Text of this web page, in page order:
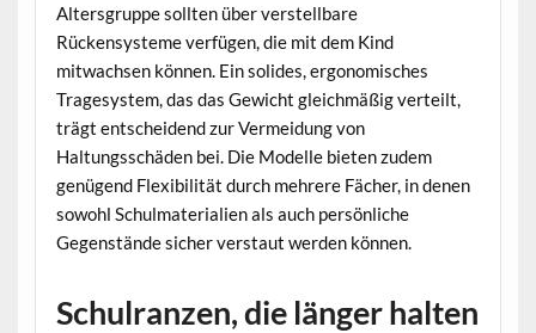
Altersgruppe sollten über verstellbare
Rückensysteme verfügen, die mit dem Kind
mitwachsen können. Ein solides, ergonomisches
Tragesystem, das das Gewicht gleichmäßig verteilt,
trägt entscheidend zur Vermeidung von
Haltungsschäden bei. Die Modelle bieten zudem
genügend Flexibilität durch mehrere Fächer, in denen
sowohl Schulmaterialien als auch persönliche
Gegenstände sicher verstaut werden können.
Schulranzen, die länger halten